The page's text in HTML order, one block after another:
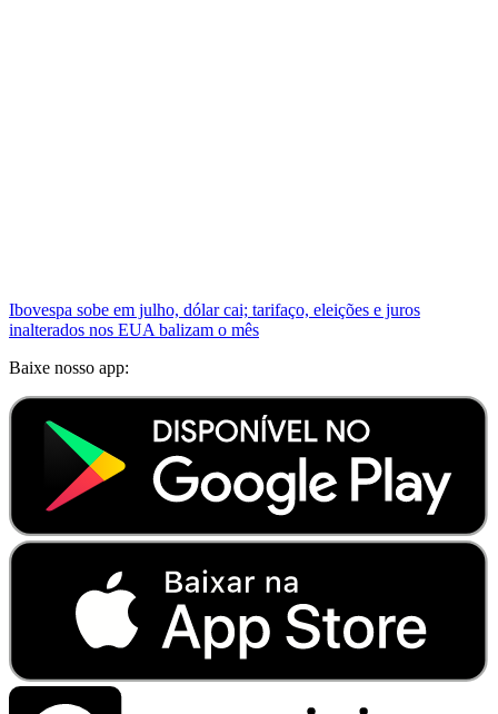
Ibovespa sobe em julho, dólar cai; tarifaço, eleições e juros
inalterados nos EUA balizam o mês
Baixe nosso app: